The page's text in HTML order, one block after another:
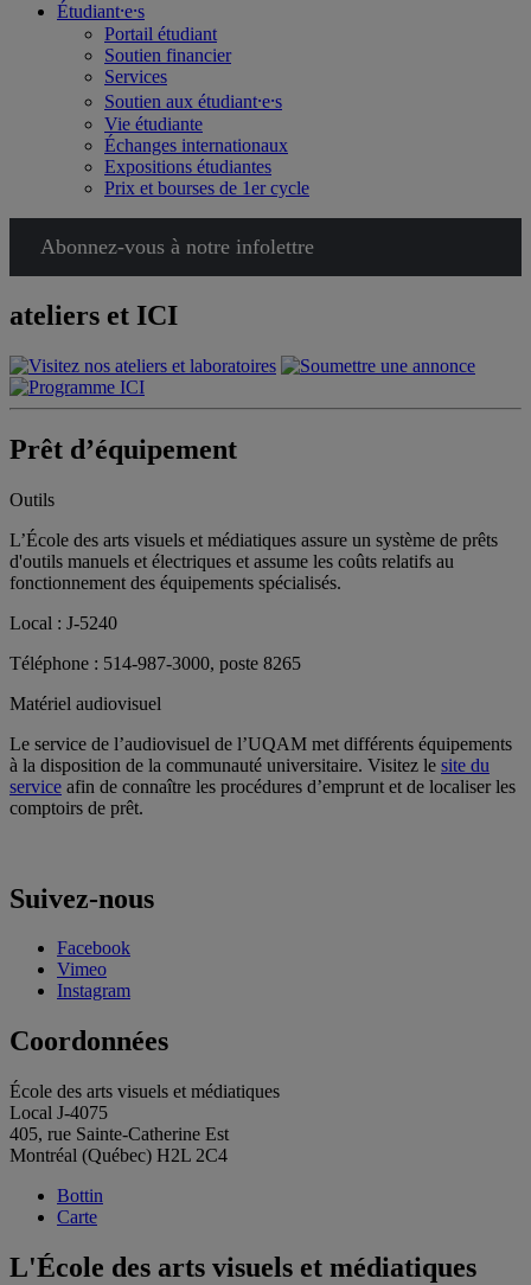
Étudiant⸱e⸱s
Portail étudiant
Soutien financier
Services
Soutien aux étudiant⸱e⸱s
Vie étudiante
Échanges internationaux
Expositions étudiantes
Prix et bourses de 1er cycle
Abonnez-vous à notre infolettre
ateliers et ICI
Prêt d’équipement
Outils
L’École des arts visuels et médiatiques assure un système de prêts
d'outils manuels et électriques et assume les coûts relatifs au
fonctionnement des équipements spécialisés.
Local : J-5240
Téléphone : 514-987-3000, poste 8265
Matériel audiovisuel
Le service de l’audiovisuel de l’UQAM met différents équipements
à la disposition de la communauté universitaire. Visitez le site du
service afin de connaître les procédures d’emprunt et de localiser les
comptoirs de prêt.
Suivez-nous
Facebook
Vimeo
Instagram
Coordonnées
École des arts visuels et médiatiques
Local J-4075
405, rue Sainte-Catherine Est
Montréal (Québec) H2L 2C4
Bottin
Carte
L'École des arts visuels et médiatiques